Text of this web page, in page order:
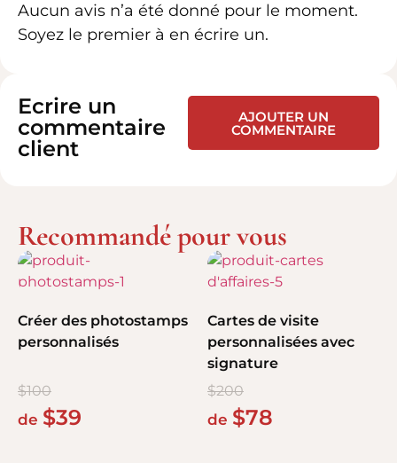
Aucun avis n’a été donné pour le moment.
Soyez le premier à en écrire un.
Ecrire un
commentaire
client
AJOUTER UN
COMMENTAIRE
Recommandé pour vous
Créer des photostamps
personnalisés
$100
de $39
Cartes de visite
personnalisées avec
signature
$200
de $78